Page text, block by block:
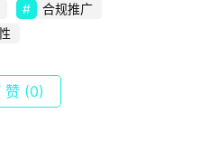
合规推广
赞 (0)